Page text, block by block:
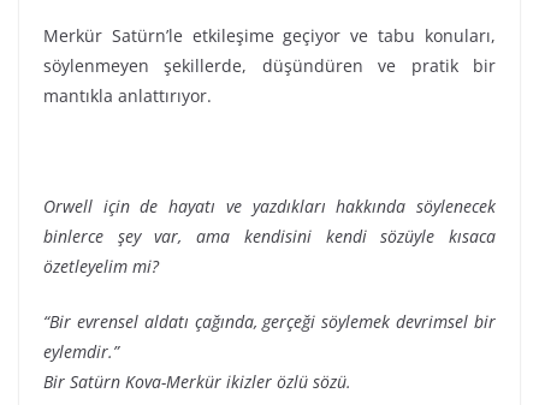
Merkür Satürn’le etkileşime geçiyor ve tabu konuları,
söylenmeyen şekillerde, düşündüren ve pratik bir
mantıkla anlattırıyor.
Orwell için de hayatı ve yazdıkları hakkında söylenecek
binlerce şey var, ama kendisini kendi sözüyle kısaca
özetleyelim mi?
“Bir evrensel aldatı çağında, gerçeği söylemek devrimsel bir
eylemdir.”
Bir Satürn Kova-Merkür ikizler özlü sözü.